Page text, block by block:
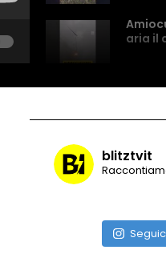
aria il
blitztvit